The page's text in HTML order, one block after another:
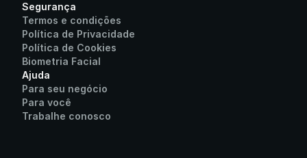
Segurança
Termos e condições
Política de Privacidade
Política de Cookies
Biometria Facial
Ajuda
Para seu negócio
Para você
Trabalhe conosco